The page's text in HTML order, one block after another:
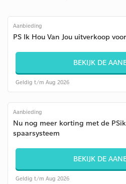
Aanbieding
PS Ik Hou Van Jou uitverkoop
BEKIJK DE
Geldig t/m Aug 2026
Aanbieding
Nu nog meer korting met de
spaarsysteem
BEKIJK DE
Geldig t/m Aug 2026